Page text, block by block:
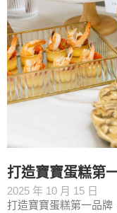
打造寶寶蛋糕第
2025 年 10 月 15 日
打造寶寶蛋糕第一品牌